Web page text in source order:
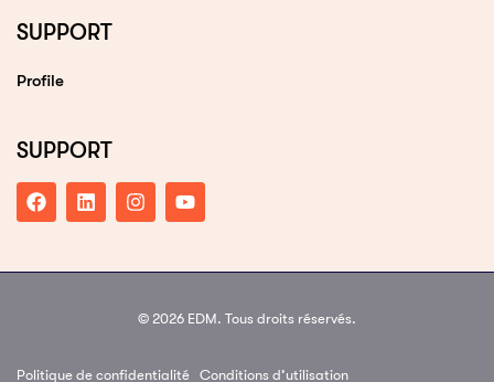
SUPPORT
Profile
SUPPORT
© 2026 EDM. Tous droits réservés.
Politique de confidentialité Conditions d’utilisation